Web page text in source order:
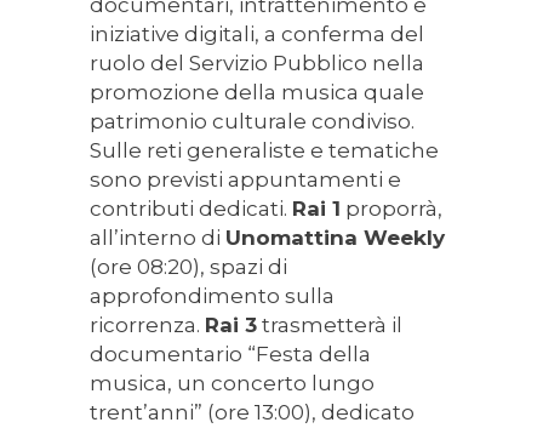
documentari, intrattenimento e
iniziative digitali, a conferma del
ruolo del Servizio Pubblico nella
promozione della musica quale
patrimonio culturale condiviso.
Sulle reti generaliste e tematiche
sono previsti appuntamenti e
contributi dedicati. Rai 1 proporrà,
all’interno di Unomattina Weekly
(ore 08:20), spazi di
approfondimento sulla
ricorrenza. Rai 3 trasmetterà il
documentario “Festa della
musica, un concerto lungo
trent’anni” (ore 13:00), dedicato